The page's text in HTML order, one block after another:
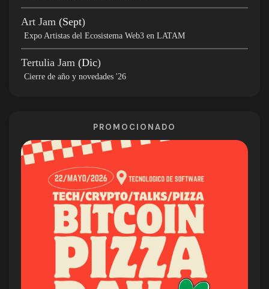
Art Jam (Sept)
Expo Artistas del Ecosistema Web3 en LATAM
Tertulia Jam (Dic)
Cierre de año y novedades '26
PROMOCIONADO